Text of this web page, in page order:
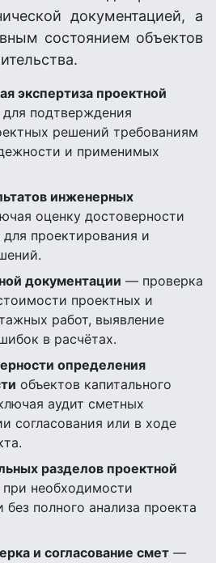
документацией, а
состоянием объектов
экспертиза проектной
подтверждения
решений требованиям
и применимых
инженерных
оценку достоверности
проектирования и
документации — проверка
проектных и
работ, выявление
в расчётах.
определения
объектов капитального
аудит сметных
согласования или в ходе
разделов проектной
необходимости
полного анализа проекта
и согласование смет —